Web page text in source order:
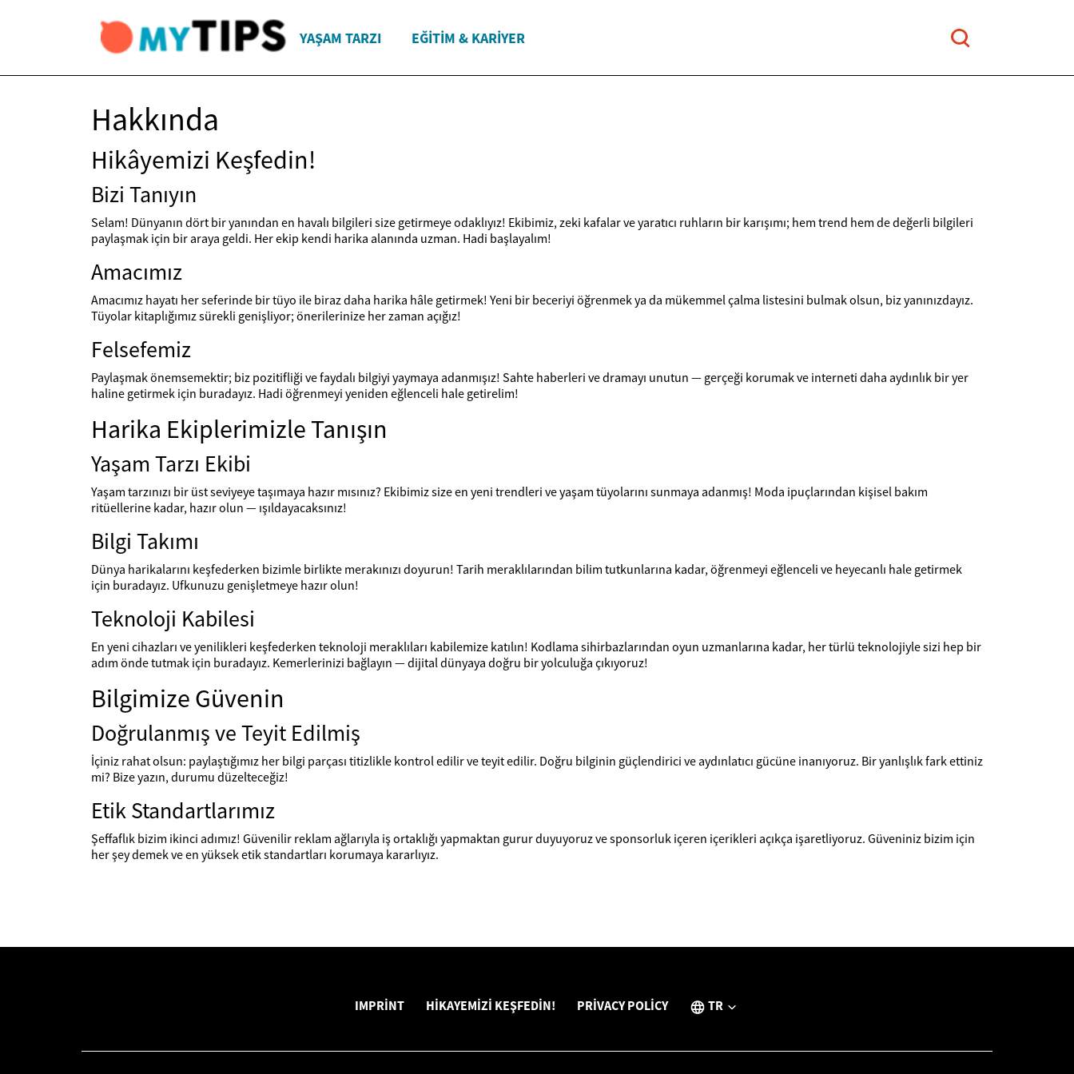
YAŞAM TARZI EĞITIM & KARIYER
Hakkında
Hikâyemizi Keşfedin!
Bizi Tanıyın
Selam! Dünyanın dört bir yanından en havalı bilgileri size getirmeye odaklıyız! Ekibimiz, zeki kafalar ve yaratıcı ruhların bir karışımı; hem trend hem de değerli bilgileri
paylaşmak için bir araya geldi. Her ekip kendi harika alanında uzman. Hadi başlayalım!
Amacımız
Amacımız hayatı her seferinde bir tüyo ile biraz daha harika hâle getirmek! Yeni bir beceriyi öğrenmek ya da mükemmel çalma listesini bulmak olsun, biz yanınızdayız.
Tüyolar kitaplığımız sürekli genişliyor; önerilerinize her zaman açığız!
Felsefemiz
Paylaşmak önemsemektir; biz pozitifliği ve faydalı bilgiyi yaymaya adanmışız! Sahte haberleri ve dramayı unutun — gerçeği korumak ve interneti daha aydınlık bir yer
haline getirmek için buradayız. Hadi öğrenmeyi yeniden eğlenceli hale getirelim!
Harika Ekiplerimizle Tanışın
Yaşam Tarzı Ekibi
Yaşam tarzınızı bir üst seviyeye taşımaya hazır mısınız? Ekibimiz size en yeni trendleri ve yaşam tüyolarını sunmaya adanmış! Moda ipuçlarından kişisel bakım
ritüellerine kadar, hazır olun — ışıldayacaksınız!
Bilgi Takımı
Dünya harikalarını keşfederken bizimle birlikte merakınızı doyurun! Tarih meraklılarından bilim tutkunlarına kadar, öğrenmeyi eğlenceli ve heyecanlı hale getirmek
için buradayız. Ufkunuzu genişletmeye hazır olun!
Teknoloji Kabilesi
En yeni cihazları ve yenilikleri keşfederken teknoloji meraklıları kabilemize katılın! Kodlama sihirbazlarından oyun uzmanlarına kadar, her türlü teknolojiyle sizi hep bir
adım önde tutmak için buradayız. Kemerlerinizi bağlayın — dijital dünyaya doğru bir yolculuğa çıkıyoruz!
Bilgimize Güvenin
Doğrulanmış ve Teyit Edilmiş
İçiniz rahat olsun: paylaştığımız her bilgi parçası titizlikle kontrol edilir ve teyit edilir. Doğru bilginin güçlendirici ve aydınlatıcı gücüne inanıyoruz. Bir yanlışlık fark ettiniz
mi? Bize yazın, durumu düzelteceğiz!
Etik Standartlarımız
Şeffaflık bizim ikinci adımız! Güvenilir reklam ağlarıyla iş ortaklığı yapmaktan gurur duyuyoruz ve sponsorluk içeren içerikleri açıkça işaretliyoruz. Güveniniz bizim için
her şey demek ve en yüksek etik standartları korumaya kararlıyız.
IMPRINT HIKAYEMIZI KEŞFEDIN! PRIVACY POLICY TR